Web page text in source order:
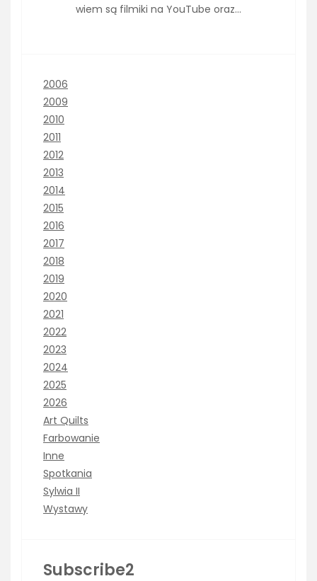
wiem są filmiki na YouTube oraz…
2006
2009
2010
2011
2012
2013
2014
2015
2016
2017
2018
2019
2020
2021
2022
2023
2024
2025
2026
Art Quilts
Farbowanie
Inne
Spotkania
Sylwia II
Wystawy
Subscribe2